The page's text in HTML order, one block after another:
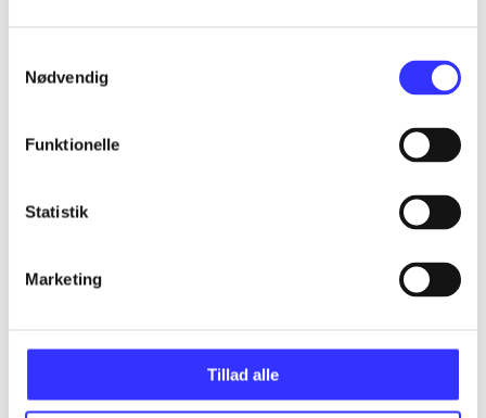
Nødvendig
Funktionelle
Statistik
Marketing
Tillad alle
...